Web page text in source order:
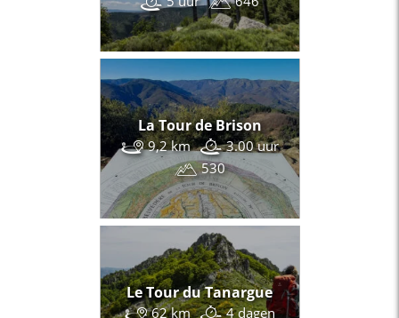
La Tour de Brison
9,2 km
3.00 uur
530
Le Tour du Tanargue
62 km
4 dagen